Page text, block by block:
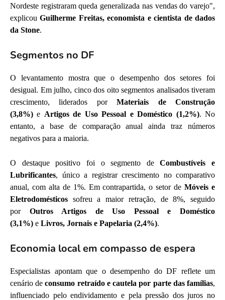
Nordeste registraram queda generalizada nas vendas do varejo",
explicouGuilherme Freitas, economista e cientista de dados
da Stone.
Segmentos no DF
O levantamento mostra que o desempenho dos setores foi
desigual. Em julho, cinco dos oito segmentos analisados tiveram
crescimento, liderados porMateriais de Construção
(3,8%) e Artigos de Uso Pessoal e Doméstico (1,2%). No
entanto, a base de comparação anual ainda traz números
negativos para a maioria.
O destaque positivo foi o segmento deCombustíveis e
Lubrificantes, único a registrar crescimento no comparativo
anual, com alta de 1%. Em contrapartida, o setor deMóveis e
Eletrodomésticos sofreu a maior retração, de 8%, seguido
por Outros Artigos de Uso Pessoal e Doméstico
(3,1%) e Livros, Jornais e Papelaria (2,4%).
Economia local em compasso de espera
Especialistas apontam que o desempenho do DF reflete um
cenário deconsumo retraído e cautela por parte das famílias,
influenciado pelo endividamento e pela pressão dos juros no